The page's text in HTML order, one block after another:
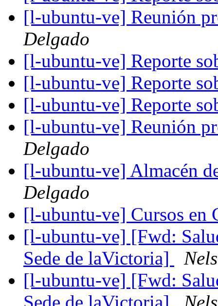
[l-ubuntu-ve] Reunión
Delgado
[l-ubuntu-ve] Reporte
[l-ubuntu-ve] Reporte
[l-ubuntu-ve] Reporte
[l-ubuntu-ve] Reunión
Delgado
[l-ubuntu-ve] Almacén
Delgado
[l-ubuntu-ve] Cursos en
[l-ubuntu-ve] [Fwd:
Sede de laVictoria]
[l-ubuntu-ve] [Fwd: